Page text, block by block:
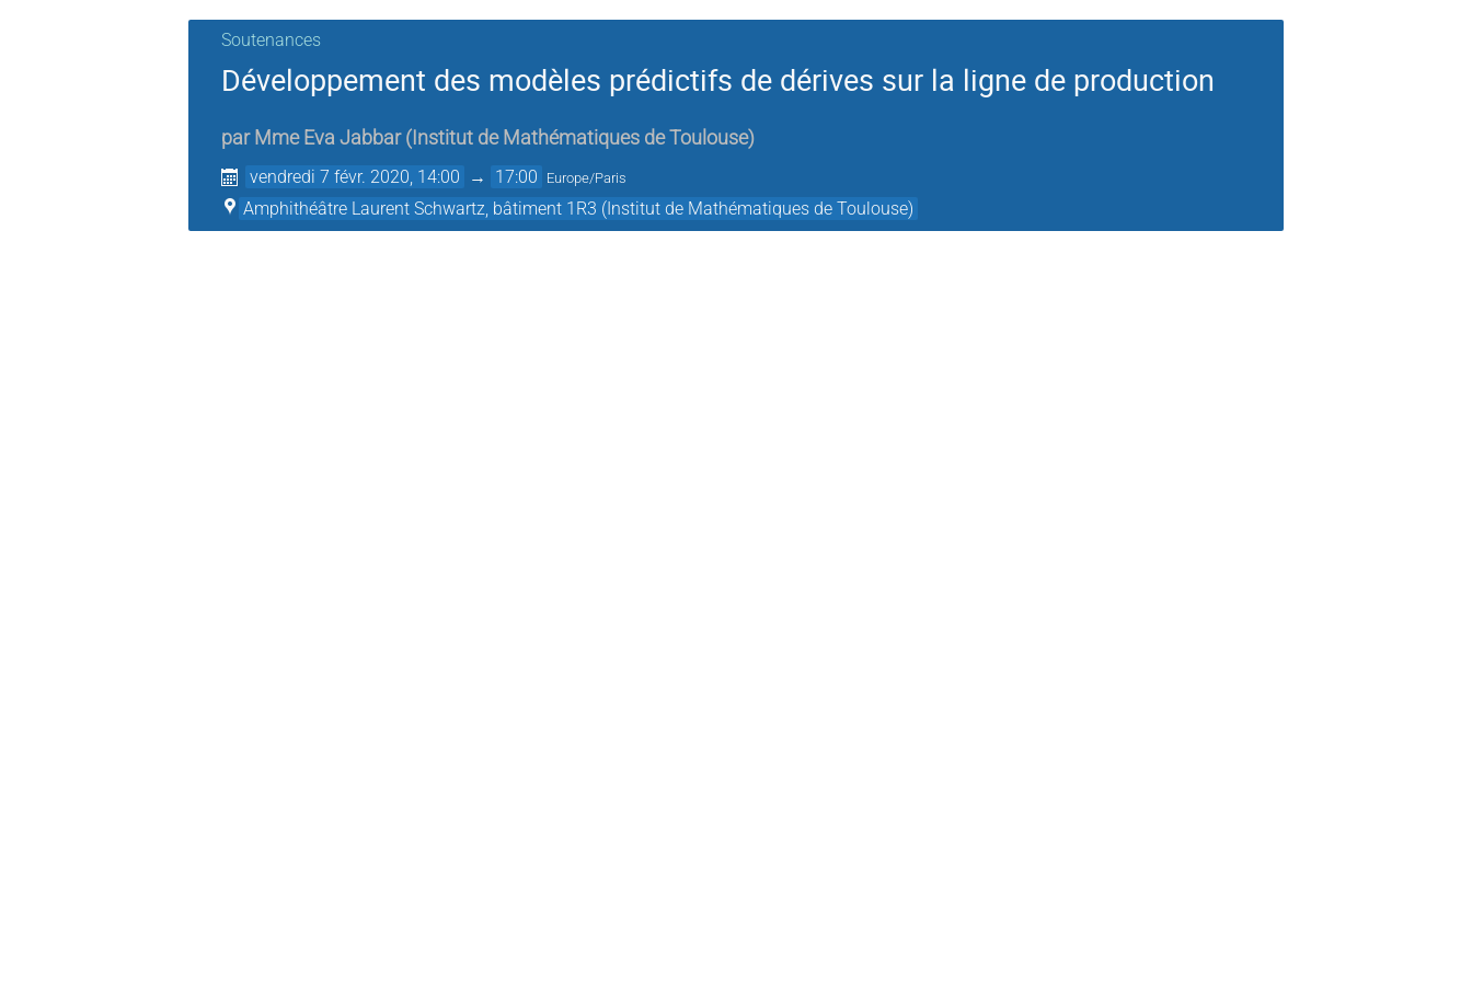
Soutenances
Développement des modèles prédictifs de dérives sur la ligne de production
par Mme Eva Jabbar ( Institut de Mathématiques de Toulouse)
vendredi 7 févr. 2020, 14:00 → 17:00 Europe/Paris
Amphithéâtre Laurent Schwartz, bâtiment 1R3 (Institut de Mathématiques de Toulouse)